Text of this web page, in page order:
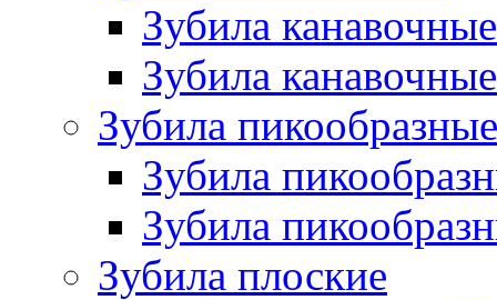
Зубила
Зубила
Зубила пикообразные
Зубила
Зубила
Зубила плоские